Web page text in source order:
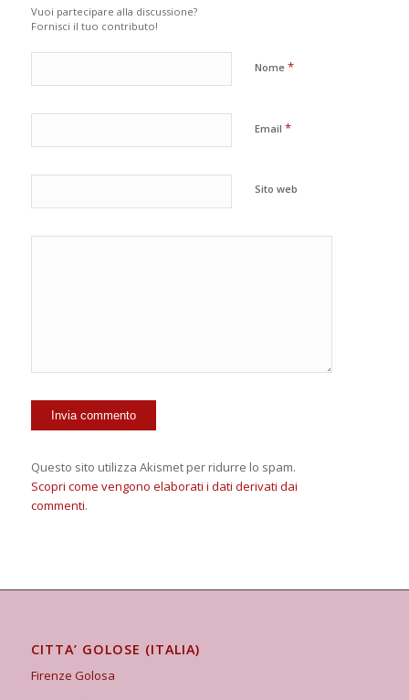
Vuoi partecipare alla discussione?
Fornisci il tuo contributo!
Nome *
Email *
Sito web
Questo sito utilizza Akismet per ridurre lo spam.
Scopri come vengono elaborati i dati derivati dai
commenti.
CITTA’ GOLOSE (ITALIA)
Firenze Golosa